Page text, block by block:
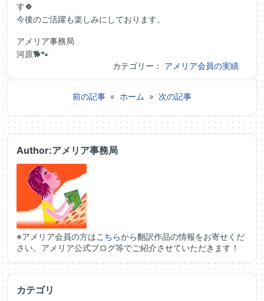
す🍀
今後のご活躍も楽しみにしております。
アメリア事務局
河原🐕🐾
カテゴリー： アメリア会員の実績
前の記事 « ホーム » 次の記事
Author:アメリア事務局
※アメリア会員の方はこちらから翻訳作品の情報をお寄せくだ
さい。アメリア公式ブログ等でご紹介させていただきます！
カテゴリ